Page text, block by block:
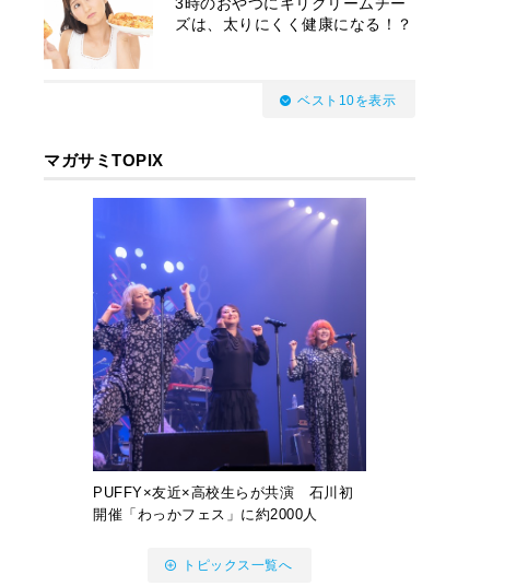
ズは、太りにくく健康になる！？
ベスト10を表示
マガサミTOPIX
PUFFY×友近×高校生らが共演 石川初
開催「わっかフェス」に約2000人
トピックス一覧へ